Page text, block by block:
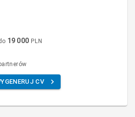
19 000 PLN
CV